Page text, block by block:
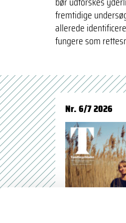
fremtidige
allerede
fungere som
Nr. 6/7 2026